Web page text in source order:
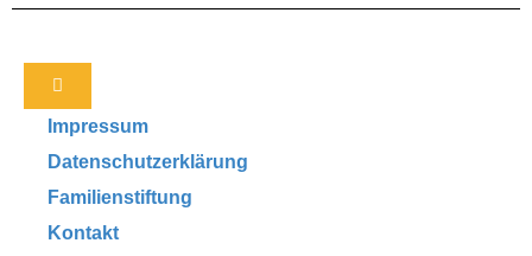
Impressum
Datenschutzerklärung
Familienstiftung
Kontakt